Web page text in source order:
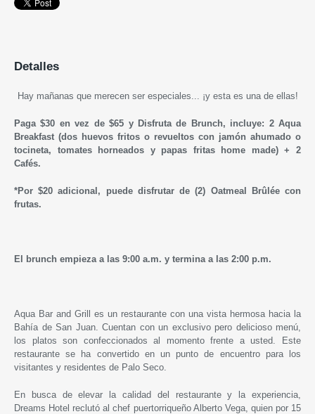
Detalles
Hay mañanas que merecen ser especiales... ¡y esta es una de ellas!
Paga $30 en vez de $65 y Disfruta de Brunch, incluye: 2 Aqua
Breakfast (dos huevos fritos o revueltos con jamón ahumado o
tocineta, tomates horneados y papas fritas home made) + 2
Cafés.
*Por $20 adicional, puede disfrutar de (2) Oatmeal Brûlée con
frutas.
El brunch empieza a las 9:00 a.m. y termina a las 2:00 p.m.
Aqua Bar and Grill es un restaurante con una vista hermosa hacia la
Bahía de San Juan. Cuentan con un exclusivo pero delicioso menú,
los platos son confeccionados al momento frente a usted. Este
restaurante se ha convertido en un punto de encuentro para los
visitantes y residentes de Palo Seco.
En busca de elevar la calidad del restaurante y la experiencia,
Dreams Hotel reclutó al chef puertorriqueño Alberto Vega, quien por 15